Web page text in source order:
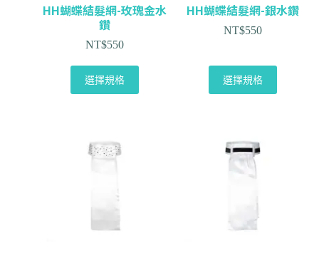
HH蝴蝶結髮網-玫瑰金水
鑽
NT$550
選擇規格
HH蝴蝶結髮網-銀水鑽
NT$550
選擇規格